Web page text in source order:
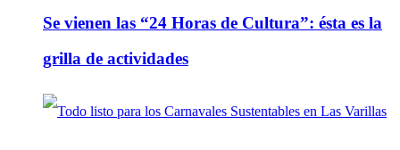
Se vienen las “24 Horas de Cultura”: ésta es la
grilla de actividades